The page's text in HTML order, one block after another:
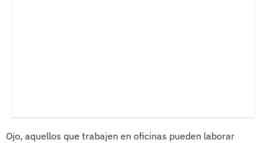
Ojo, aquellos que trabajen en oficinas pueden laborar